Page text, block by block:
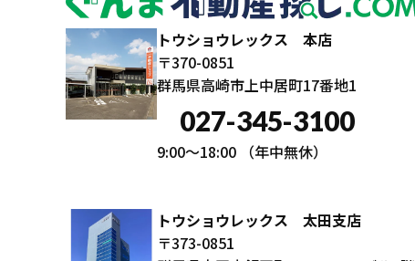
トウショウレックス 本店
〒370-0851
群馬県高崎市上中居町17番地1
027-345-3100
9:00～18:00 （年中無休）
トウショウレックス 太田支店
〒373-0851